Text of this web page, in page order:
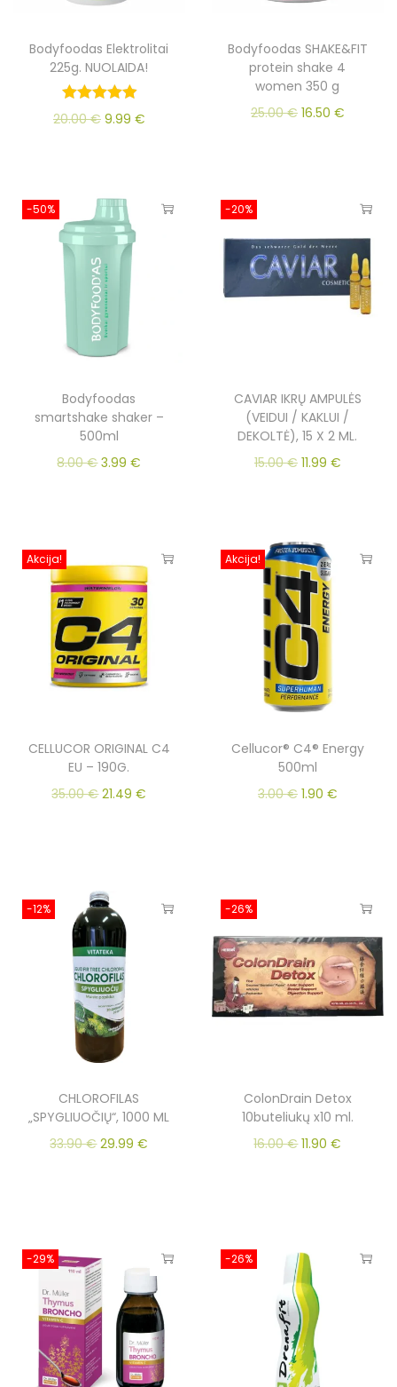
Bodyfoodas Elektrolitai
225g. NUOLAIDA!
20.00€ 9.99 €
Bodyfoodas SHAKE&FIT
protein shake 4
women 350 g
25.00€ 16.50 €
-50%
Bodyfoodas
smartshake shaker –
500ml
8.00€ 3.99€
-20%
CAVIAR IKRŲ AMPULĖS
(VEIDUI / KAKLUI /
DEKOLTĖ), 15 X 2 ML.
15.00€ 11.99 €
Akcija!
CELLUCOR ORIGINAL C4
EU – 190G.
35.00€ 21.49€
Akcija!
Cellucor® C4® Energy
500ml
3.00€ 1.90 €
-12%
CHLOROFILAS
„SPYGLIUOČIŲ“, 1000 ML
33.90€ 29.99€
-26%
ColonDrain Detox
10buteliukų x10 ml.
16.00€ 11.90€
-29% -26%